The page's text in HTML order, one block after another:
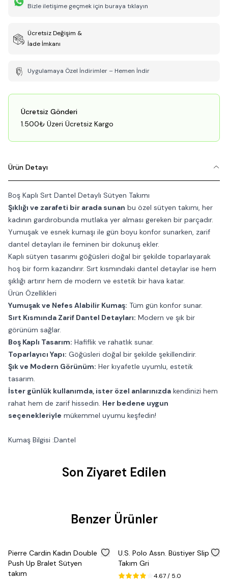
Bizle iletişime geçmek için buraya tıklayın
Ücretsiz Değişim &
İade İmkanı
Uygulamaya Özel İndirimler – Hemen İndir
Ücretsiz Gönderi
1.500₺ Üzeri Ücretsiz Kargo
Ürün Detayı
Boş Kaplı Sırt Dantel Detaylı Sütyen Takımı
Şıklığı ve zarafeti bir arada sunan bu özel sütyen takımı, her
kadının gardırobunda mutlaka yer alması gereken bir parçadır.
Yumuşak ve esnek kumaşı ile gün boyu konfor sunarken, zarif
dantel detayları ile feminen bir dokunuş ekler.
Kaplı sütyen tasarımı göğüsleri doğal bir şekilde toparlayarak
hoş bir form kazandırır. Sırt kısmındaki dantel detaylar ise hem
şıklığı artırır hem de modern ve estetik bir hava katar.
Ürün Özellikleri
Yumuşak ve Nefes Alabilir Kumaş: Tüm gün konfor sunar.
Sırt Kısmında Zarif Dantel Detayları: Modern ve şık bir
görünüm sağlar.
Boş Kaplı Tasarım: Hafiflik ve rahatlık sunar.
Toparlayıcı Yapı: Göğüsleri doğal bir şekilde şekillendirir.
Şık ve Modern Görünüm: Her kıyafetle uyumlu, estetik
tasarım.
İster günlük kullanımda, ister özel anlarınızda kendinizi hem
rahat hem de zarif hissedin. Her bedene uygun
seçenekleriyle mükemmel uyumu keşfedin!
Kumaş Bilgisi :Dantel
Son Ziyaret Edilen
Benzer Ürünler
% 50
Cardin Kadın Double
Up Bralet Sütyen
U.S. Polo Assn. Büstiyer Slip
Takım Gri
4.67 / 5.0